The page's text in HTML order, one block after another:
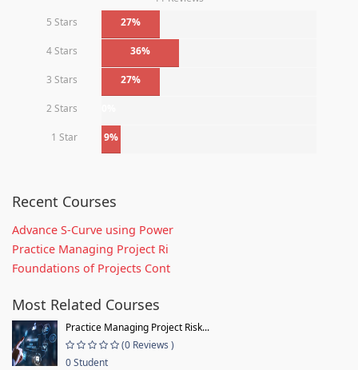
5 Stars
27%
4 Stars 36%
3 Stars 27%
2 Stars
1 Star 9%
Recent Courses
Advance S-Curve using Power
Practice Managing Project Ri
Foundations of Projects Cont
Most Related Courses
Practice Managing Project Risk...
(0 Reviews )
0 Student